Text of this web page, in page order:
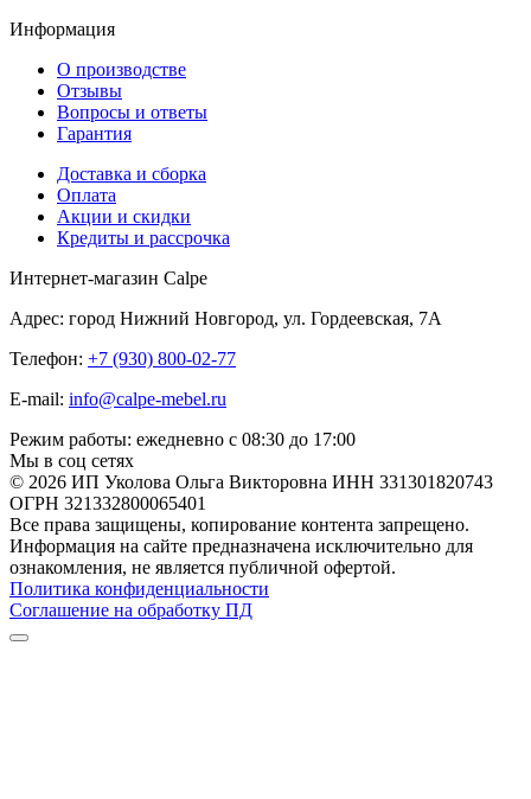
Информация
О производстве
Отзывы
Вопросы и ответы
Гарантия
Доставка и сборка
Оплата
Акции и скидки
Кредиты и рассрочка
Интернет-магазин Calpe
Адрес: город Нижний Новгород, ул. Гордеевская, 7А
Телефон: +7 (930) 800-02-77
E-mail: info@calpe-mebel.ru
Режим работы: ежедневно с 08:30 до 17:00
Мы в соц сетях
© 2026 ИП Уколова Ольга Викторовна ИНН 331301820743
ОГРН 321332800065401
Все права защищены, копирование контента запрещено.
Информация на сайте предназначена исключительно для
ознакомления, не является публичной офертой.
Политика конфиденциальности
Соглашение на обработку ПД